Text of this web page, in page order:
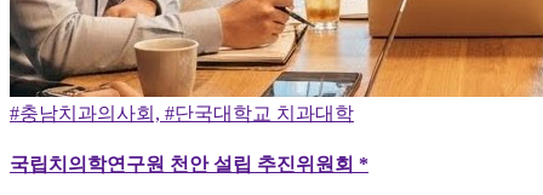
#충남치과의사회, #단국대학교 치과대학
국립치의학연구원 천안 설립 추진위원회 *